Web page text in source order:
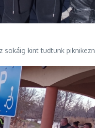
kint tudtunk